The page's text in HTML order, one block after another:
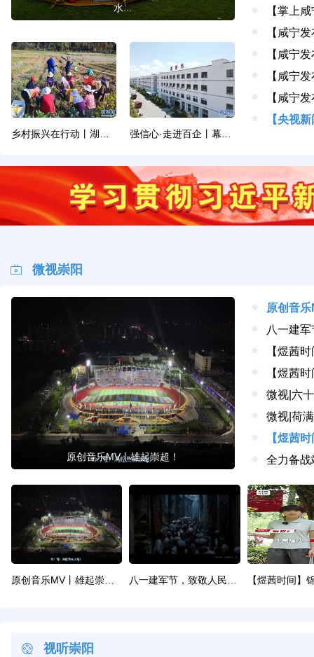
水...
乡村振兴在行动丨湖北崇阳：以多元路径解锁乡村... 强信心·走进百企丨幕阜山区一企业产值连续4年...
微视崇阳
原创音乐MV丨雄起崇超！
原创音
八一建
【煜茜
微视|六
微视|荷
视听崇阳